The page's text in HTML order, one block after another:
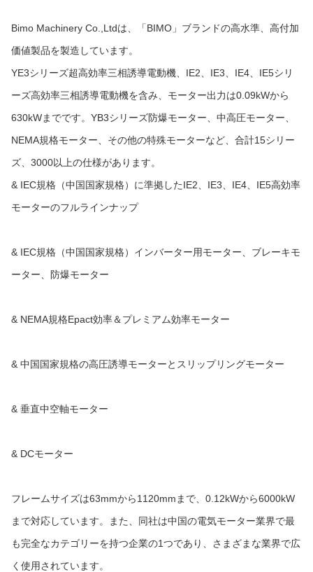
Bimo Machinery Co.,Ltdは、「BIMO」ブランドの高水準、高付加
価値製品を製造しています。
YE3シリーズ超高効率三相誘導電動機、IE2、IE3、IE4、IE5シリ
ーズ高効率三相誘導電動機を含み、モーター出力は0.09kWから
630kWまでです。YB3シリーズ防爆モーター、中高圧モーター、
NEMA規格モーター、その他の特殊モーターなど、合計15シリー
ズ、3000以上の仕様があります。
& IEC規格（中国国家規格）に準拠したIE2、IE3、IE4、IE5高効率
モーターのフルラインナップ
& IEC規格（中国国家規格）インバーター用モーター、ブレーキモ
ーター、防爆モーター
& NEMA規格Epact効率＆プレミアム効率モーター
& 中国国家規格の高圧誘導モーターとスリップリングモーター
& 垂直中空軸モーター
& DCモーター
フレームサイズは63mmから1120mmまで、0.12kWから6000kW
まで対応しています。また、同社は中国の電気モーター業界で最
も完全なカテゴリーを持つ企業の1つであり、さまざまな業界で広
く使用されています。